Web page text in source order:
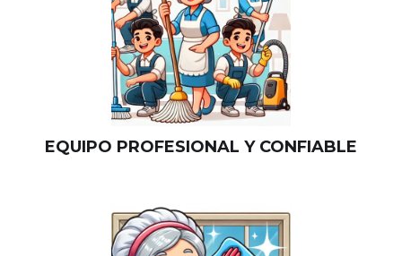
EQUIPO PROFESIONAL Y CONFIABLE